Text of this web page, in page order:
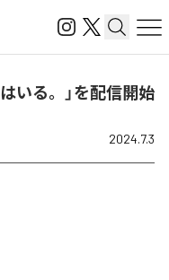
いる。」を配信開始
2024.7.3